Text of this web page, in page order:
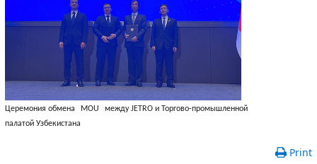
Церемония обмена MOU
между JETRO и Торгово-промышленной
палатой Узбекистана
Print